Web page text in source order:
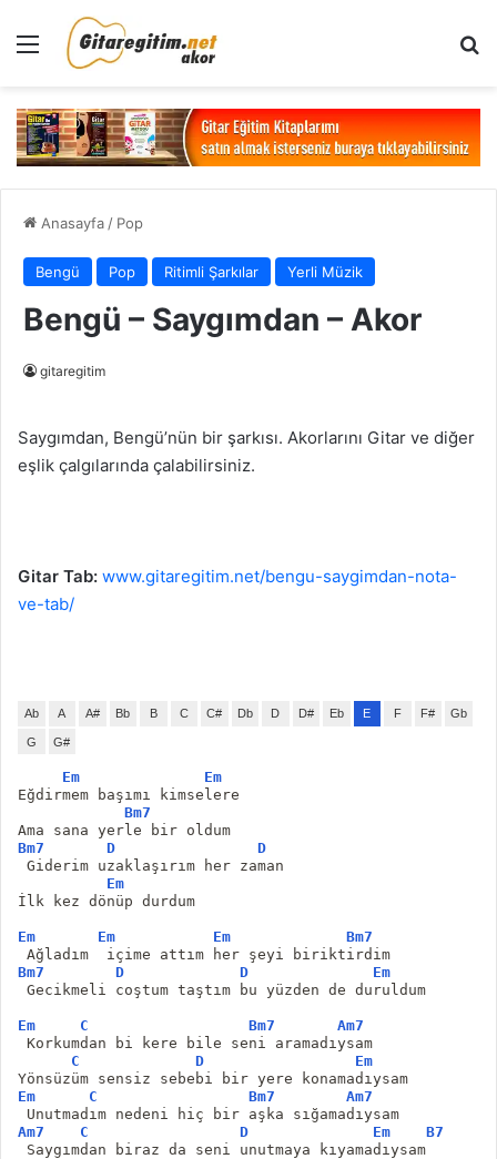
Menü
Anasayfa / Pop
Bengü Pop Ritimli Şarkılar Yerli Müzik
Bengü – Saygımdan – Akor
gitaregitim
Saygımdan, Bengü’nün bir şarkısı. Akorlarını Gitar ve diğer
eşlik çalgılarında çalabilirsiniz.
Gitar Tab: www.gitaregitim.net/bengu-saygimdan-nota-
ve-tab/
Ab A A# Bb B C C# Db D D# Eb E F F# Gb
G G#
Em
Em
Eğdirmem başımı kimselere
Bm7
Ama sana yerle bir oldum
Bm7
D
D
Giderim uzaklaşırım her zaman
Em
İlk kez dönüp durdum
Em Em Em
Bm7
Ağladım  içime attım her şeyi biriktirdim
Bm7
D D
Em
Gecikmeli coştum taştım bu yüzden de duruldum
Em C Bm7
Am7
Korkumdan bi kere bile seni aramadıysam
C
D
Em
Yönsüzüm sensiz sebebi bir yere konamadıysam
Em
C Bm7
Am7
Unutmadım nedeni hiç bir aşka sığamadıysam
Am7
C D Em
B7
Saygımdan biraz da seni unutmaya kıyamadıysam